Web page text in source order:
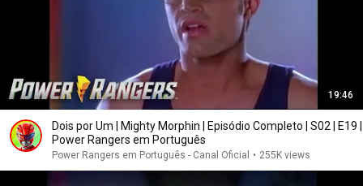
19:46
Dois por Um | Mighty Morphin | Episódio Completo | S02 | E19 |
Power Rangers em Português
Power Rangers em Português - Canal Oficial • 255K views